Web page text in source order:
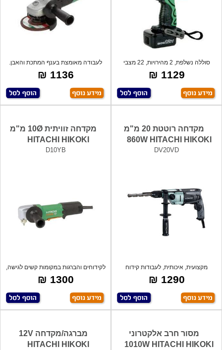
סוללה נשלפת, 2 מהירויות, 22 מצבי
קלאץ+ מ
1129 ₪
לעבודה מאומצת בענף המתכת והאבן.
1136 ₪
מקדחה רוטטת 20 מ"מ
860W HITACHI HIKOKI
DV20VD
מקצועית, איכותית, לעבודות קידוח
מאומצות
1290 ₪
מקדחה זוויתית 10Ø מ"מ
HITACHI HIKOKI
D10YB
לקידוחים והברגות במקומות קשים לגישה,
דו
1300 ₪
מסור חרב אלקטרוני
1010W HITACHI HIKOKI
מברגה/מקדחה 12V
HITACHI HIKOKI